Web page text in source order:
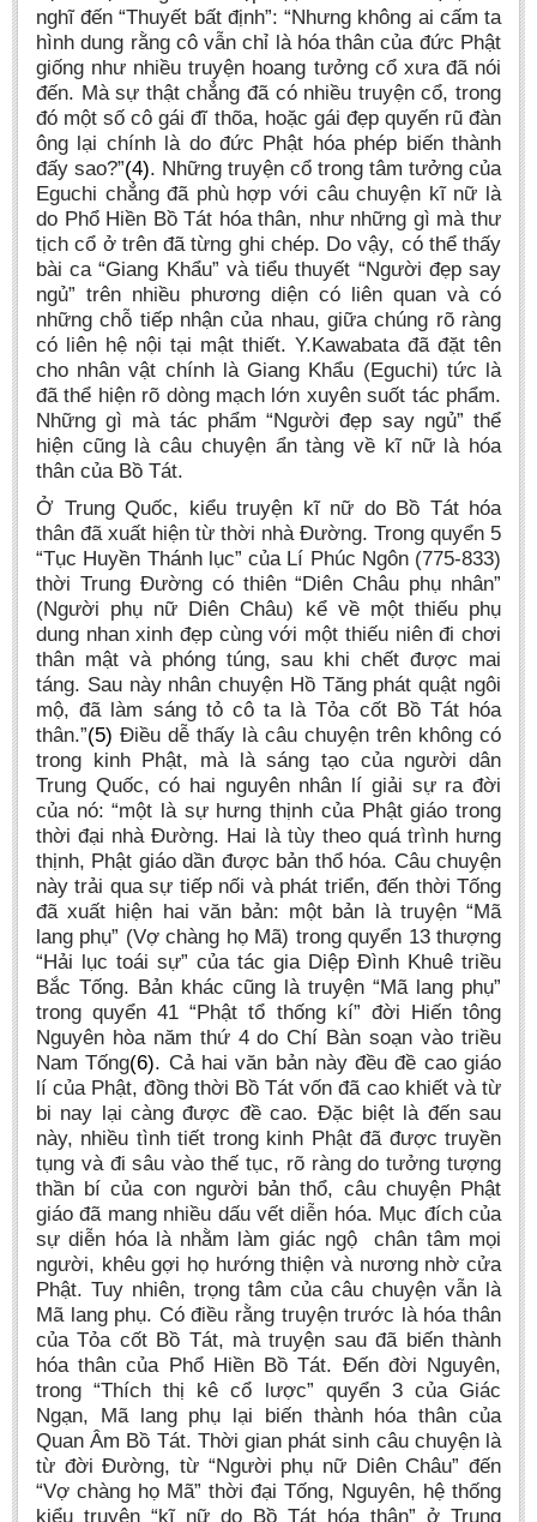
nghĩ đến “Thuyết bất định”: “Nhưng không ai cấm ta
hình dung rằng cô vẫn chỉ là hóa thân của đức Phật
giống như nhiều truyện hoang tưởng cổ xưa đã nói
đến. Mà sự thật chẳng đã có nhiều truyện cổ, trong
đó một số cô gái đĩ thõa, hoặc gái đẹp quyến rũ đàn
ông lại chính là do đức Phật hóa phép biến thành
đấy sao?”(4). Những truyện cổ trong tâm tưởng của
Eguchi chẳng đã phù hợp với câu chuyện kĩ nữ là
do Phổ Hiền Bồ Tát hóa thân, như những gì mà thư
tịch cổ ở trên đã từng ghi chép. Do vậy, có thể thấy
bài ca “Giang Khẩu” và tiểu thuyết “Người đẹp say
ngủ” trên nhiều phương diện có liên quan và có
những chỗ tiếp nhận của nhau, giữa chúng rõ ràng
có liên hệ nội tại mật thiết. Y.Kawabata đã đặt tên
cho nhân vật chính là Giang Khẩu (Eguchi) tức là
đã thể hiện rõ dòng mạch lớn xuyên suốt tác phẩm.
Những gì mà tác phẩm “Người đẹp say ngủ” thể
hiện cũng là câu chuyện ẩn tàng về kĩ nữ là hóa
thân của Bồ Tát.
Ở Trung Quốc, kiểu truyện kĩ nữ do Bồ Tát hóa
thân đã xuất hiện từ thời nhà Đường. Trong quyển 5
“Tục Huyền Thánh lục” của Lí Phúc Ngôn (775-833)
thời Trung Đường có thiên “Diên Châu phụ nhân”
(Người phụ nữ Diên Châu) kể về một thiếu phụ
dung nhan xinh đẹp cùng với một thiếu niên đi chơi
thân mật và phóng túng, sau khi chết được mai
táng. Sau này nhân chuyện Hồ Tăng phát quật ngôi
mộ, đã làm sáng tỏ cô ta là Tỏa cốt Bồ Tát hóa
thân.”(5) Điều dễ thấy là câu chuyện trên không có
trong kinh Phật, mà là sáng tạo của người dân
Trung Quốc, có hai nguyên nhân lí giải sự ra đời
của nó: “một là sự hưng thịnh của Phật giáo trong
thời đại nhà Đường. Hai là tùy theo quá trình hưng
thịnh, Phật giáo dần được bản thổ hóa. Câu chuyện
này trải qua sự tiếp nối và phát triển, đến thời Tống
đã xuất hiện hai văn bản: một bản là truyện “Mã
lang phụ” (Vợ chàng họ Mã) trong quyển 13 thượng
“Hải lục toái sự” của tác gia Diệp Đình Khuê triều
Bắc Tống. Bản khác cũng là truyện “Mã lang phụ”
trong quyển 41 “Phật tổ thống kí” đời Hiến tông
Nguyên hòa năm thứ 4 do Chí Bàn soạn vào triều
Nam Tống(6). Cả hai văn bản này đều đề cao giáo
lí của Phật, đồng thời Bồ Tát vốn đã cao khiết và từ
bi nay lại càng được đề cao. Đặc biệt là đến sau
này, nhiều tình tiết trong kinh Phật đã được truyền
tụng và đi sâu vào thế tục, rõ ràng do tưởng tượng
thần bí của con người bản thổ, câu chuyện Phật
giáo đã mang nhiều dấu vết diễn hóa. Mục đích của
sự diễn hóa là nhằm làm giác ngộ chân tâm mọi
người, khêu gợi họ hướng thiện và nương nhờ cửa
Phật. Tuy nhiên, trọng tâm của câu chuyện vẫn là
Mã lang phụ. Có điều rằng truyện trước là hóa thân
của Tỏa cốt Bồ Tát, mà truyện sau đã biến thành
hóa thân của Phổ Hiền Bồ Tát. Đến đời Nguyên,
trong “Thích thị kê cổ lược” quyển 3 của Giác
Ngạn, Mã lang phụ lại biến thành hóa thân của
Quan Âm Bồ Tát. Thời gian phát sinh câu chuyện là
từ đời Đường, từ “Người phụ nữ Diên Châu” đến
“Vợ chàng họ Mã” thời đại Tống, Nguyên, hệ thống
kiểu truyện “kĩ nữ do Bồ Tát hóa thân” ở Trung